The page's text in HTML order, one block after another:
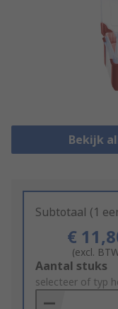
Bekijk
Subtotaal (1
€
(excl.
Add
to
Basket
Aantal stuks
selecteer of typ